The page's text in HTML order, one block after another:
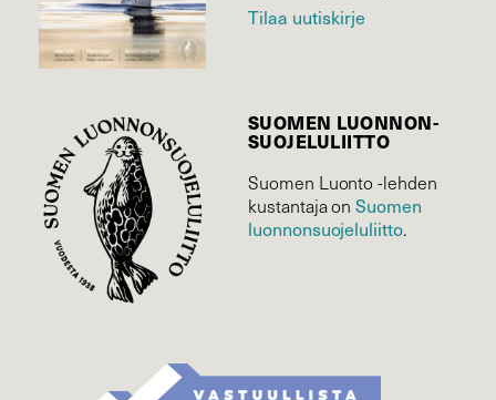
Tilaa uutiskirje
SUOMEN LUONNON­
SUOJELU­LIITTO
Suomen Luonto -lehden
kustantaja onSuomen
luonnonsuojelu­liitto.